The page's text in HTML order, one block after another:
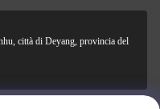
città di Deyang, provincia del